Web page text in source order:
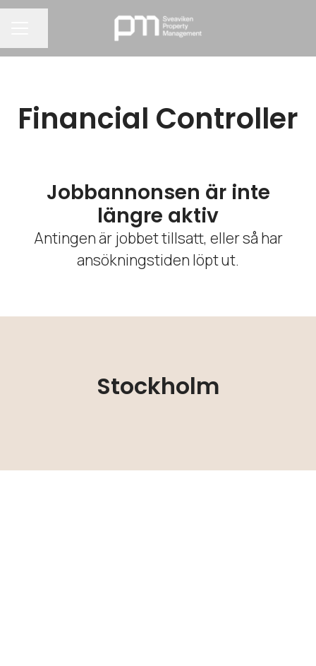
Financial Controller
Jobbannonsen är inte
längre aktiv
Antingen är jobbet tillsatt, eller så har
ansökningstiden löpt ut.
Stockholm